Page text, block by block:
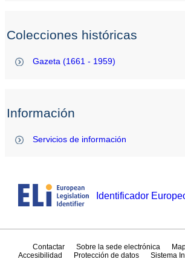
Colecciones históricas
Gazeta (1661 - 1959)
Información
Servicios de información
Identificador
Contactar Sobre la sede electrónica
Accesibilidad
Protección de datos Sistema